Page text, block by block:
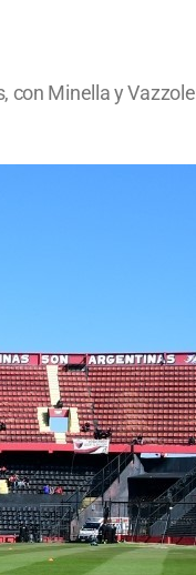
Minella y